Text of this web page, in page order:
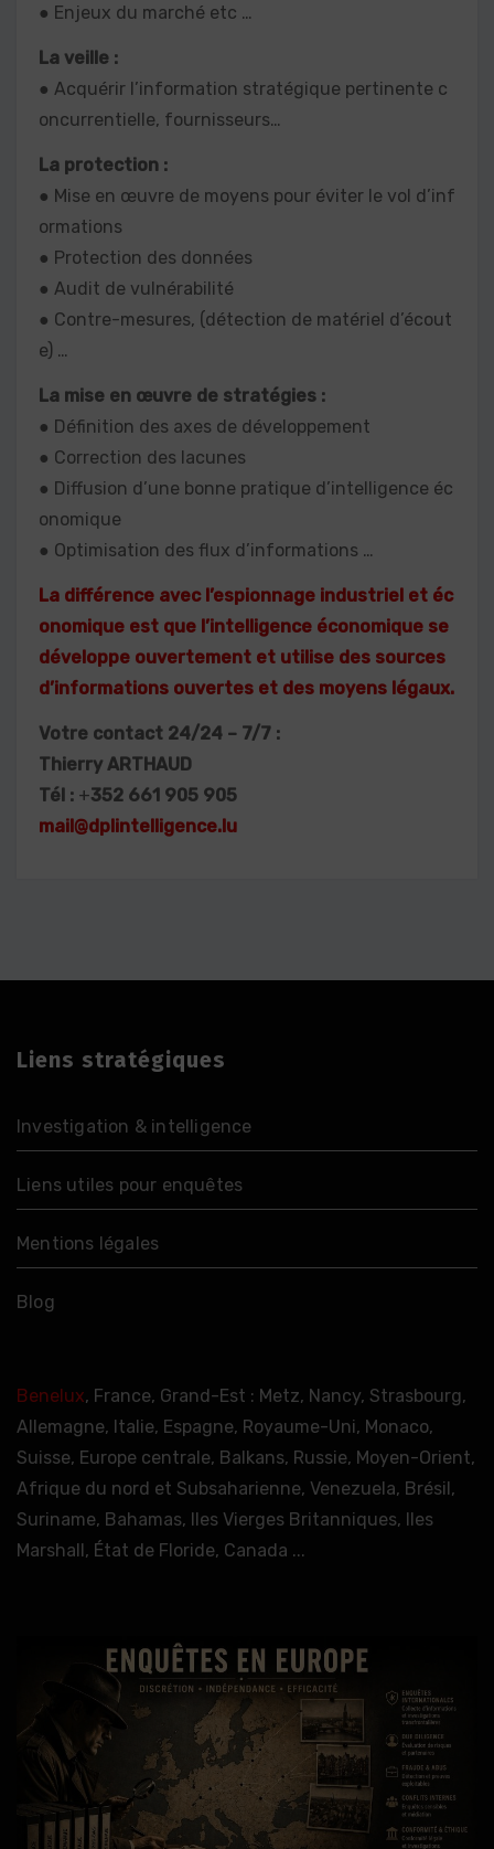
● Enjeux du marché etc …
La veille :
● Acquérir l’information stratégique pertinente c
oncurrentielle, fournisseurs…
La protection :
● Mise en œuvre de moyens pour éviter le vol d’inf
ormations
● Protection des données
● Audit de vulnérabilité
● Contre-mesures, (détection de matériel d’écout
e) …
La mise en œuvre de stratégies :
● Définition des axes de développement
● Correction des lacunes
● Diffusion d’une bonne pratique d’intelligence éc
onomique
● Optimisation des flux d’informations …
La différence avec l’espionnage industriel et éc
onomique est que l’intelligence économique se
développe ouvertement et utilise des sources
d’informations ouvertes et des moyens légaux.
Votre contact 24/24 – 7/7 :
Thierry ARTHAUD
Tél : +352 661 905 905
mail@dplintelligence.lu
Liens stratégiques
Investigation & intelligence
Liens utiles pour enquêtes
Mentions légales
Blog
Benelux, France, Grand-Est : Metz, Nancy, Strasbourg,
Allemagne, Italie, Espagne, Royaume-Uni, Monaco,
Suisse, Europe centrale, Balkans, Russie, Moyen-Orient,
Afrique du nord et Subsaharienne, Venezuela, Brésil,
Suriname, Bahamas, Iles Vierges Britanniques, Iles
Marshall, État de Floride, Canada ...